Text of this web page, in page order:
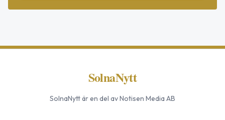
SolnaNytt
SolnaNyttär en del av Notisen Media AB